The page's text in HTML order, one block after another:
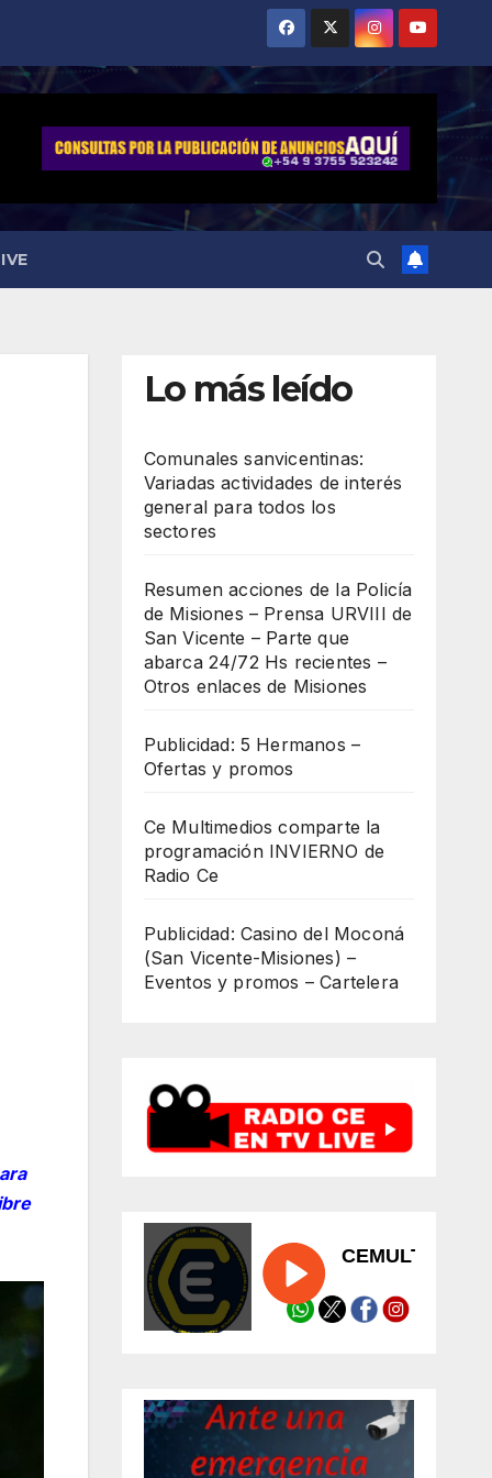
Lo más leído
Comunales sanvicentinas:
Variadas actividades de interés
general para todos los
sectores
Resumen acciones de la Policía
de Misiones – Prensa URVIII de
San Vicente – Parte que
abarca 24/72 Hs recientes –
Otros enlaces de Misiones
Publicidad: 5 Hermanos –
Ofertas y promos
Ce Multimedios comparte la
programación INVIERNO de
Radio Ce
Publicidad: Casino del Moconá
(San Vicente-Misiones) –
Eventos y promos – Cartelera